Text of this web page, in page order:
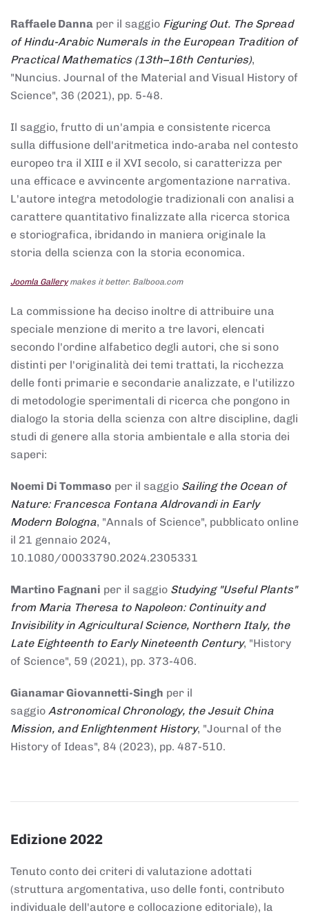
Raffaele Danna per il saggio Figuring Out. The Spread
of Hindu-Arabic Numerals in the European Tradition of
Practical Mathematics (13th–16th Centuries),
"Nuncius. Journal of the Material and Visual History of
Science", 36 (2021), pp. 5-48.
Il saggio, frutto di un'ampia e consistente ricerca
sulla diffusione dell'aritmetica indo-araba nel contesto
europeo tra il XIII e il XVI secolo, si caratterizza per
una efficace e avvincente argomentazione narrativa.
L'autore integra metodologie tradizionali con analisi a
carattere quantitativo finalizzate alla ricerca storica
e storiografica, ibridando in maniera originale la
storia della scienza con la storia economica.
Joomla Gallerymakes it better. Balbooa.com
La commissione ha deciso inoltre di attribuire una
speciale menzione di merito a tre lavori, elencati
secondo l'ordine alfabetico degli autori, che si sono
distinti per l'originalità dei temi trattati, la ricchezza
delle fonti primarie e secondarie analizzate, e l'utilizzo
di metodologie sperimentali di ricerca che pongono in
dialogo la storia della scienza con altre discipline, dagli
studi di genere alla storia ambientale e alla storia dei
saperi:
Noemi Di Tommaso per il saggio Sailing the Ocean of
Nature: Francesca Fontana Aldrovandi in Early
Modern Bologna, "Annals of Science", pubblicato online
il 21 gennaio 2024,
10.1080/00033790.2024.2305331
Martino Fagnani per il saggio Studying "Useful Plants"
from Maria Theresa to Napoleon: Continuity and
Invisibility in Agricultural Science, Northern Italy, the
Late Eighteenth to Early Nineteenth Century, "History
of Science", 59 (2021), pp. 373-406.
Gianamar Giovannetti-Singh per il
saggio Astronomical Chronology, the Jesuit China
Mission, and Enlightenment History, "Journal of the
History of Ideas", 84 (2023), pp. 487-510.
Edizione 2022
Tenuto conto dei criteri di valutazione adottati
(struttura argomentativa, uso delle fonti, contributo
individuale dell'autore e collocazione editoriale), la